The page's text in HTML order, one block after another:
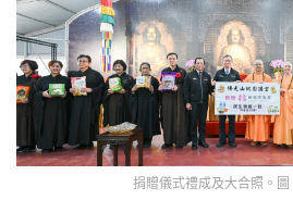
捐贈儀式禮成及大合照。